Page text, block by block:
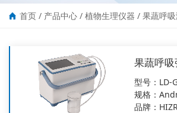
首页 / 产品中心 / 植物生理仪器 / 果蔬呼
果蔬呼
型号：LD-
规格：
品牌：